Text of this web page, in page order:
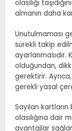
olasılığı
almanın daha
Unutulmaması
sürekli takip
olduğundan,
gerektirir.
gerekli yasal
Sayılan
olasılığına dair
avantajlar